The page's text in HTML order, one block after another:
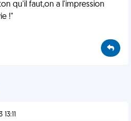
qu'il faut,on a l'impression
!"